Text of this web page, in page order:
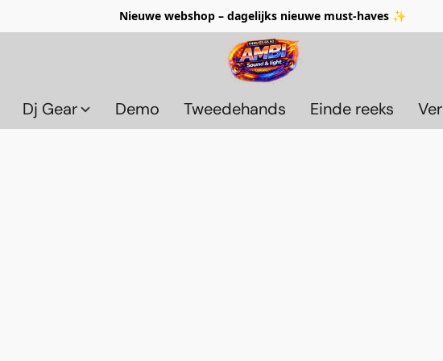
Nieuwe webshop – dagelijks nieuwe must-haves ✨
Dj Gear Demo Tweedehands Einde reeks